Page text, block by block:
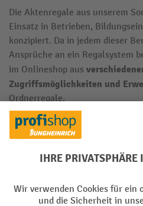
Die Aktenregale aus unserem
Einsatz in Betrieben,
konzipiert. Da in jedem dieser
Ansprüche an ein Regalsystem
im Onlineshop aus
Zugriffsmöglichkeiten und
Ordnerregale.
1. Ein- oder zweizeilige
aufgestellt werden. Dafür
PROFISHOP aus ein- und